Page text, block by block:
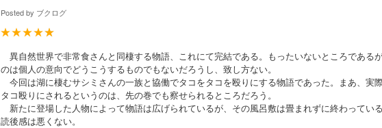
Posted by ブクログ
異自然世界で非常食さんと同棲する物語、これにて完結である。もったいないところである
のは個人の意向でどうこうするものでもないだろうし、致し方ない。
今回は湖に棲むサシミさんの一族と協働でタコをタコを殴りにする物語であった。まあ、実
タコ殴りにされるというのは、先の巻でも察せられるところだろう。
新たに登場した人物によって物語は広げられているが、その風呂敷は畳まれずに終わっている
読後感は悪くない。